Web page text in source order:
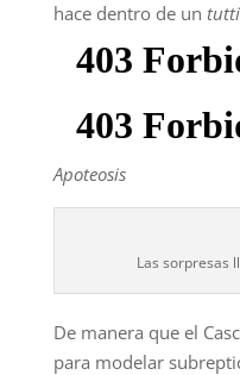
hace dentro de un tutti
Apoteosis
Las sorpresas
De manera que el
para modelar